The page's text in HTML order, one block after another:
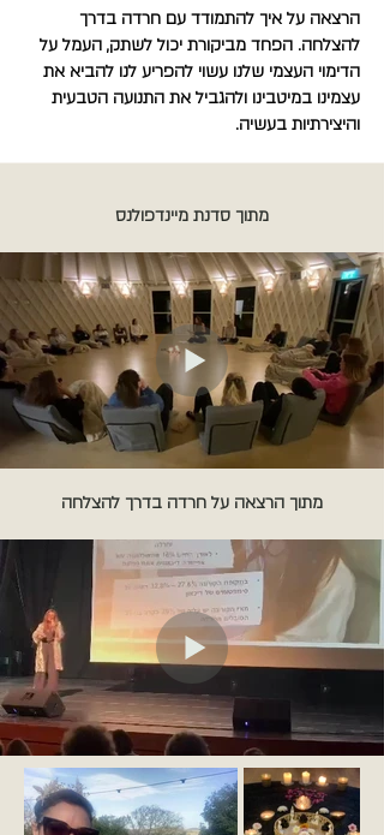
הרצאה על איך להתמודד עם חרדה בדרך
להצלחה. הפחד מביקורת יכול לשתק, העמל על
הדימוי העצמי שלנו עשוי להפריע לנו להביא את
עצמינו במיטבינו ולהגביל את התנועה הטבעית
והיצירתיות בעשיה.
מתוך סדנת מיינדפולנס
מתוך הרצאה על חרדה בדרך להצלחה